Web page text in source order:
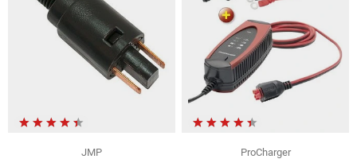
JMP
ProCharger